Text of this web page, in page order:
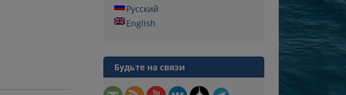
Русский
English
Будьте на связи